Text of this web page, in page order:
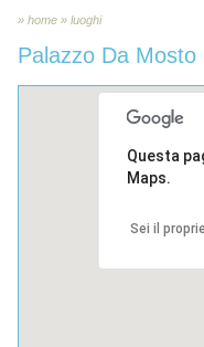
» home » luoghi
Palazzo Da Mosto
Questa
Maps.
Sei il